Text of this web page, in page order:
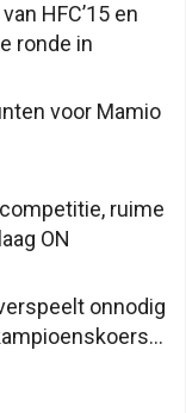
HFC’15 en
gaat als koploper de laatste ronde in
voor Mamio
ruime
ON
onnodig